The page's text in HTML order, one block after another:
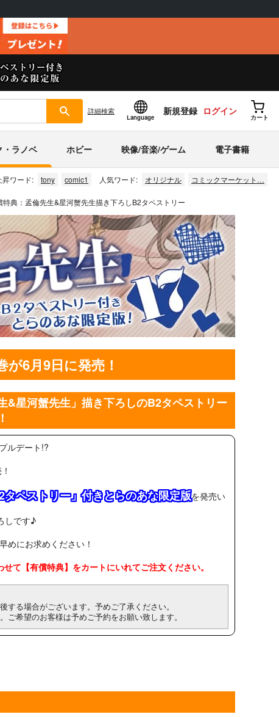
詳細検索
Language
新規登録 ログイン
カート
・ラノベ ホビー 映像/音楽/ゲーム 電子書籍
昇ワード: tony comic1 人気ワード: オリジナル コミックマーケット…
典：孟倫先生&星河蟹先生描き下ろしB2タペストリー
6月9日に発売！
&星河蟹先生」描き下ろしのB2タペストリー
ルデート!?
タペストリー」付きとらのあな限定版を発売い
しです♪
めにお求めください！
て【有償特典】をカートにいれてご注文ください。
する場合がございます。予めご了承ください。
ご希望のお客様は予めご予約をお願い致します。